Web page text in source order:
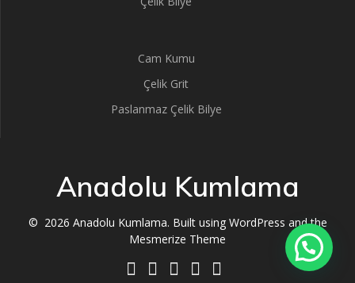
Cam Kumu
Çelik Grit
Paslanmaz Çelik Bilye
Anadolu Kumlama
© 2026 Anadolu Kumlama. Built using WordPress and the
Mesmerize Theme